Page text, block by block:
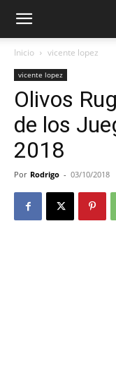
Inicio vicente lopez
vicente lopez
Olivos
de los
2018
Por Rodrigo - 03/10/2018